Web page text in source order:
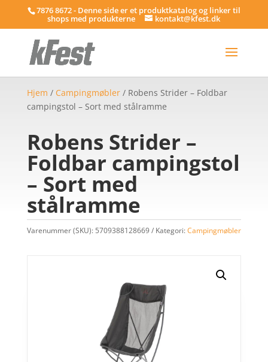
7876 8672 - Denne side er et produktkatalog og linker til
shops med produkterne kontakt@kfest.dk
Hjem / Campingmøbler/ Robens Strider – Foldbar
campingstol – Sort med stålramme
Robens Strider –
Foldbar campingstol
– Sort med
stålramme
Varenummer (SKU): 5709388128669 Kategori:Campingmøbler